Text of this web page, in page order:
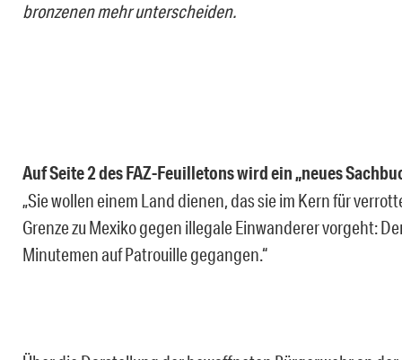
bronzenen mehr unterscheiden.
Auf Seite 2 des FAZ-Feuilletons wird ein „neues
„Sie wollen einem Land dienen, das sie im Kern für
Grenze zu Mexiko gegen illegale Einwanderer vorgeht:
Minutemen auf Patrouille gegangen.“